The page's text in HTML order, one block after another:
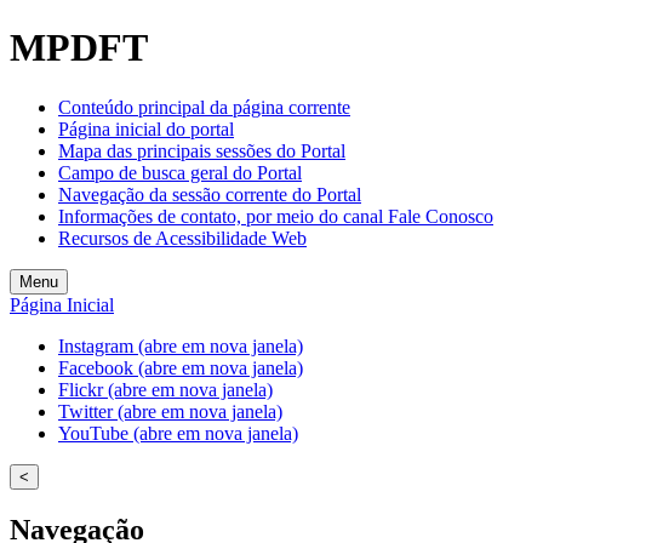
Welcome
to
One
Accessibility
screen
reader.
start
All
in
One
Accessibility
screen
reader,
press
"Ctrl
/".
This
shortcut
activates
MPDFT
Conteúdo principal da página corrente
Página inicial do portal
Mapa das principais sessões do Portal
Campo de busca geral do Portal
Navegação da sessão corrente do Portal
Informações de contato, por meio do canal Fale Conosco
Recursos de Acessibilidade Web
Menu
Página Inicial
Instagram (abre em nova janela)
Facebook (abre em nova janela)
Flickr (abre em nova janela)
Twitter (abre em nova janela)
YouTube (abre em nova janela)
<
Navegação